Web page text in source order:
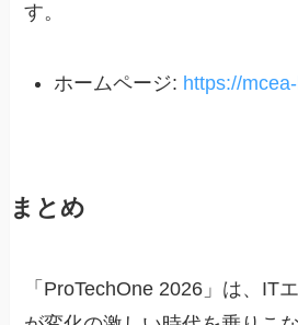
す。
ホームページ: https://
まとめ
「ProTechOne 2026」は、IT